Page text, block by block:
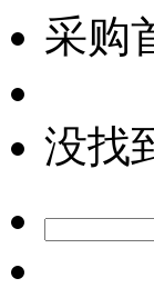
采购
没找